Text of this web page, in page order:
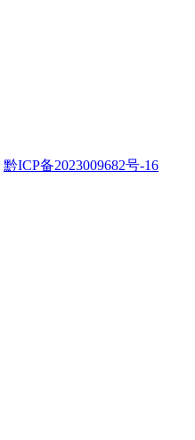
黔ICP备2023009682号-16